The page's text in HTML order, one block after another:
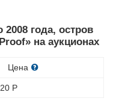
года, остров
на аукционах
Цена
Р